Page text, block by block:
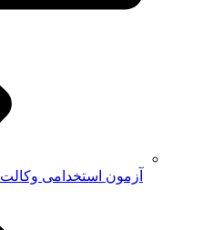
آزمون استخدامی وکالت